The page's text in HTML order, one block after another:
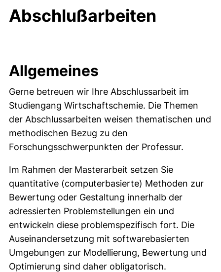
Abschlußarbeiten
Allgemeines
Gerne betreuen wir Ihre Abschlussarbeit im
Studiengang Wirtschaftschemie. Die Themen
der Abschlussarbeiten weisen thematischen und
methodischen Bezug zu den
Forschungsschwerpunkten der Professur.
Im Rahmen der Masterarbeit setzen Sie
quantitative (computerbasierte) Methoden zur
Bewertung oder Gestaltung innerhalb der
adressierten Problemstellungen ein und
entwickeln diese problemspezifisch fort. Die
Auseinandersetzung mit softwarebasierten
Umgebungen zur Modellierung, Bewertung und
Optimierung sind daher obligatorisch.